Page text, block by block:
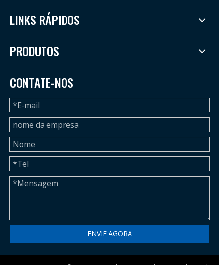
LINKS RÁPIDOS
PRODUTOS
CONTATE-NOS
ENVIE AGORA